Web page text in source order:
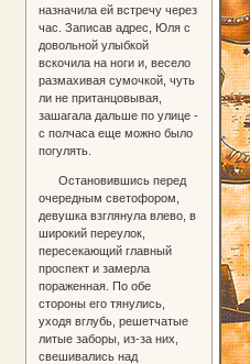
назначила ей встречу через
час. Записав адрес, Юля с
довольной улыбкой
вскочила на ноги и, весело
размахивая сумочкой, чуть
ли не пританцовывая,
зашагала дальше по улице -
с полчаса еще можно было
погулять.
Остановившись перед
очередным светофором,
девушка взглянула влево, в
широкий переулок,
пересекающий главный
проспект и замерла
пораженная. По обе
стороны его тянулись,
уходя вглубь, решетчатые
литые заборы, из-за них,
свешивались над